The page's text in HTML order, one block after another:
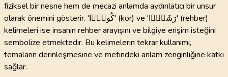
fiziksel bir nesne hem de mecazi anlamda aydınlatıcı bir unsur
olarak önemini gösterir. 'كُورًۭا' (kor) ve 'رَشَدًۭا' (rehber)
kelimeleri ise insanın rehber arayışını ve bilgiye erişim isteğini
sembolize etmektedir. Bu kelimelerin tekrar kullanımı,
temaların derinleşmesine ve metindeki anlam zenginliğine katkı
sağlar.